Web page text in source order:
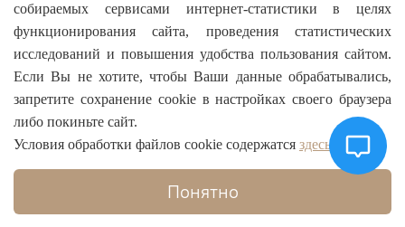
Основное
О магазине
Информация
собираемых сервисами интернет-статистики в целях
функционирования сайта, проведения статистических
исследований и повышения удобства пользования сайтом.
Если Вы не хотите, чтобы Ваши данные обрабатывались,
запретите сохранение cookie в настройках своего браузера
либо покиньте сайт.
Условия обработки файлов cookie содержатся здесь
Понятно